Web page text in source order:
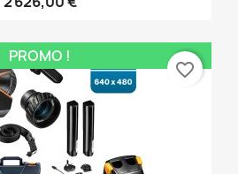
PROMO !
favorite_border